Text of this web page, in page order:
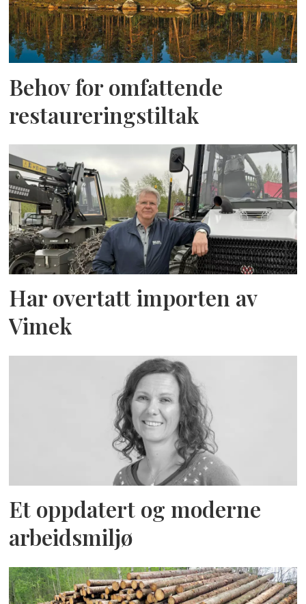
Behov for omfattende
restaureringstiltak
Har overtatt importen av
Vimek
Et oppdatert og moderne
arbeidsmiljø